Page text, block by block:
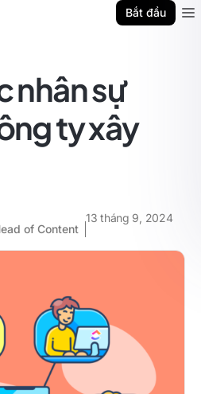
Bắt đầu
nhân sự
ty xây
of Content
13 tháng 9, 2024